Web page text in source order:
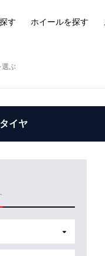
す ホイールを探す
選ぶ
タイヤ